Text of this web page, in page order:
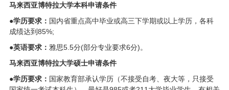
马来西亚博特拉大学本科申请条件
●学历要求： 国内省重点高中毕业或高三下学期或以上学历，各科
成绩达到85%;
●英语要求： 雅思5.5分(部分专业要求6分)。
马来西亚博特拉大学硕士申请条件
●学历要求： 国家教育部承认学历（不接受自考、夜大等，只接受